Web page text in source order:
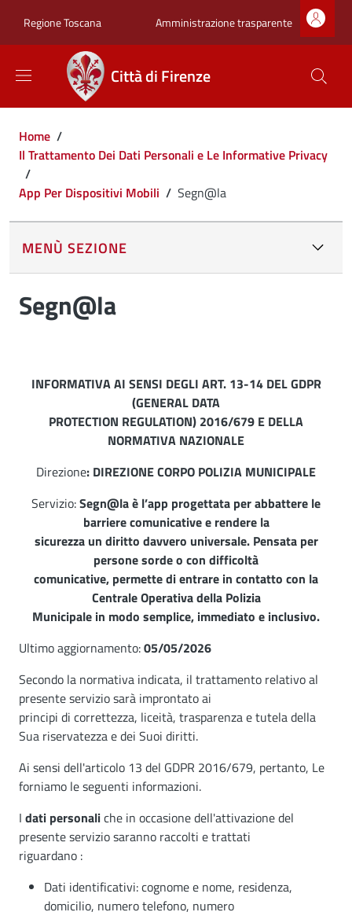
Regione Toscana Zona superiore
Amministrazione trasparente
Città di Firenze
Briciole di pane
Home /
Il Trattamento Dei Dati Personali e Le Informative Privacy
/
App Per Dispositivi Mobili / Segn@la
MENÙ SEZIONE
Segn@la
INFORMATIVA AI SENSI DEGLI ART. 13-14 DEL GDPR
(GENERAL DATA
PROTECTION REGULATION) 2016/679 E DELLA
NORMATIVA NAZIONALE
Direzione: DIREZIONE CORPO POLIZIA MUNICIPALE
Servizio:Segn@la è l’app progettata per abbattere le
barriere comunicative e rendere la
sicurezza un diritto davvero universale. Pensata per
persone sorde o con difficoltà
comunicative, permette di entrare in contatto con la
Centrale Operativa della Polizia
Municipale in modo semplice, immediato e inclusivo.
Ultimo aggiornamento:05/05/2026
Secondo la normativa indicata, il trattamento relativo al
presente servizio sarà improntato ai
principi di correttezza, liceità, trasparenza e tutela della
Sua riservatezza e dei Suoi diritti.
Ai sensi dell'articolo 13 del GDPR 2016/679, pertanto, Le
forniamo le seguenti informazioni.
I dati personaliche in occasione dell'attivazione del
presente servizio saranno raccolti e trattati
riguardano :
Dati identificativi: cognome e nome, residenza,
domicilio, numero telefono, numero